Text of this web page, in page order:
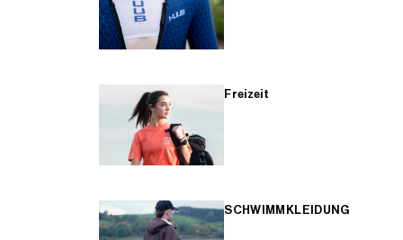
Freizeit
SCHWIMMKLEIDUNG